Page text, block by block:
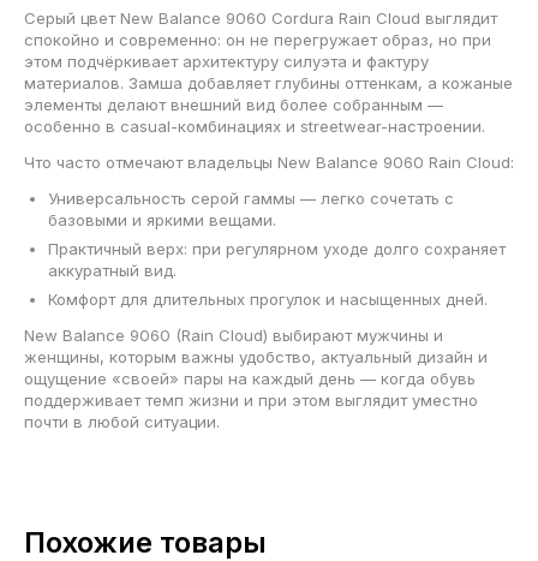
Серый цвет New Balance 9060 Cordura Rain Cloud выглядит
спокойно и современно: он не перегружает образ, но при
этом подчёркивает архитектуру силуэта и фактуру
материалов. Замша добавляет глубины оттенкам, а кожаные
элементы делают внешний вид более собранным —
особенно в casual-комбинациях и streetwear-настроении.
Что часто отмечают владельцы New Balance 9060 Rain Cloud:
Универсальность серой гаммы — легко сочетать с
базовыми и яркими вещами.
Практичный верх: при регулярном уходе долго сохраняет
аккуратный вид.
Комфорт для длительных прогулок и насыщенных дней.
New Balance 9060 (Rain Cloud) выбирают мужчины и
женщины, которым важны удобство, актуальный дизайн и
ощущение «своей» пары на каждый день — когда обувь
поддерживает темп жизни и при этом выглядит уместно
почти в любой ситуации.
Похожие товары